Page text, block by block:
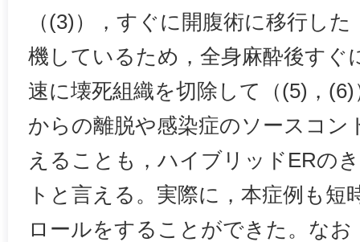
（(3)），すぐに開腹術に移行し
機しているため，全身麻酔後すぐ
速に壊死組織を切除して（(5)，
からの離脱や感染症のソースコン
えることも，ハイブリッドERの
トと言える。実際に，本症例も短
ロールをすることができた。な